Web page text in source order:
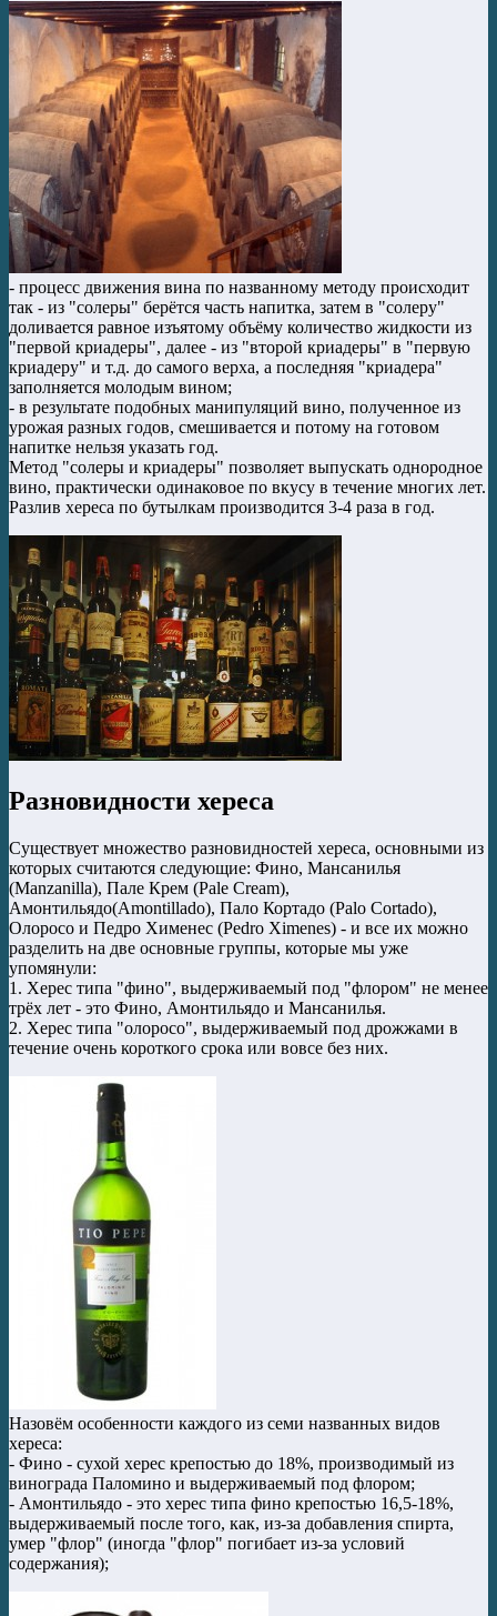
- процесс движения вина по названному методу происходит
так - из "солеры" берётся часть напитка, затем в "солеру"
доливается равное изъятому объёму количество жидкости из
"первой криадеры", далее - из "второй криадеры" в "первую
криадеру" и т.д. до самого верха, а последняя "криадера"
заполняется молодым вином;
- в результате подобных манипуляций вино, полученное из
урожая разных годов, смешивается и потому на готовом
напитке нельзя указать год.
Метод "солеры и криадеры" позволяет выпускать однородное
вино, практически одинаковое по вкусу в течение многих лет.
Разлив хереса по бутылкам производится 3-4 раза в год.
Разновидности хереса
Существует множество разновидностей хереса, основными из
которых считаются следующие: Фино, Манcанилья
(Manzanilla), Пале Крем (Pale Cream),
Амонтильядо(Amontillado), Пало Кортадо (Palo Cortado),
Олоросо и Педро Хименес (Pedro Ximenes) - и все их можно
разделить на две основные группы, которые мы уже
упомянули:
1. Херес типа "фино", выдерживаемый под "флором" не менее
трёх лет - это Фино, Амонтильядо и Манcанилья.
2. Херес типа "олоросо", выдерживаемый под дрожжами в
течение очень короткого срока или вовсе без них.
Назовём особенности каждого из семи названных видов
хереса:
- Фино - сухой херес крепостью до 18%, производимый из
винограда Паломино и выдерживаемый под флором;
- Амонтильядо - это херес типа фино крепостью 16,5-18%,
выдерживаемый после того, как, из-за добавления спирта,
умер "флор" (иногда "флор" погибает из-за условий
содержания);